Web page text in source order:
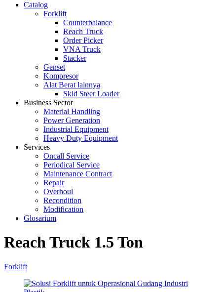
Catalog
Forklift
Counterbalance
Reach Truck
Order Picker
VNA Truck
Stacker
Genset
Kompresor
Alat Berat lainnya
Skid Steer Loader
Business Sector
Material Handling
Power Generation
Industrial Equipment
Heavy Duty Equipment
Services
Oncall Service
Periodical Service
Maintenance Contract
Repair
Overhoul
Recondition
Modification
Glosarium
Reach Truck 1.5 Ton
Forklift